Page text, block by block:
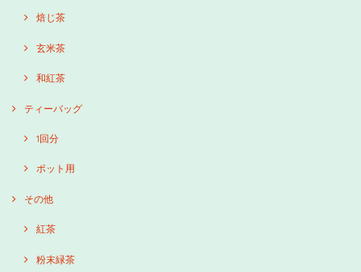
焙じ茶
玄米茶
和紅茶
ティーバッグ
1回分
ポット用
その他
紅茶
粉末緑茶